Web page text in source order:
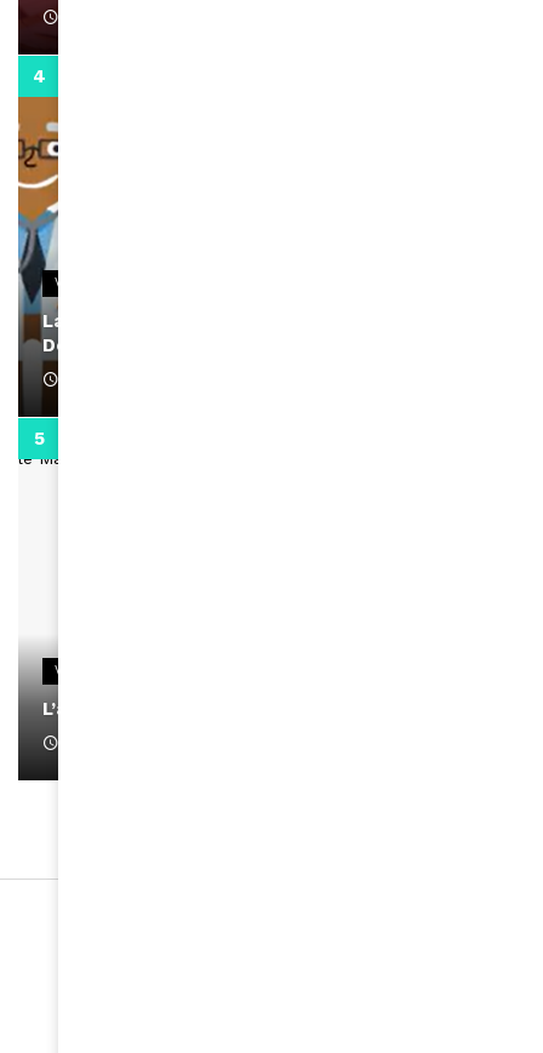
VIDEOS
La rubrique santé speciale coronavirus du
Docteur Makanda
VIDEOS
L’artiste Yoan s’exprime